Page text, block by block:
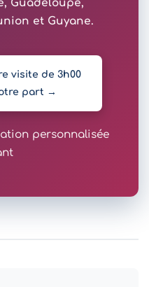
Guadeloupe,
et Guyane.
visite de 3h00
part →
personnalisée